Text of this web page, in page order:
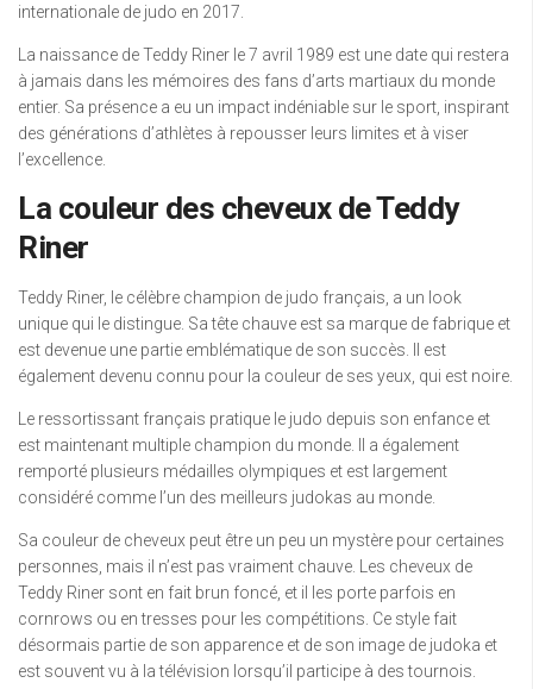
internationale de judo en 2017.
La naissance de Teddy Riner le 7 avril 1989 est une date qui restera
à jamais dans les mémoires des fans d’arts martiaux du monde
entier. Sa présence a eu un impact indéniable sur le sport, inspirant
des générations d’athlètes à repousser leurs limites et à viser
l’excellence.
La couleur des cheveux de Teddy
Riner
Teddy Riner, le célèbre champion de judo français, a un look
unique qui le distingue. Sa tête chauve est sa marque de fabrique et
est devenue une partie emblématique de son succès. Il est
également devenu connu pour la couleur de ses yeux, qui est noire.
Le ressortissant français pratique le judo depuis son enfance et
est maintenant multiple champion du monde. Il a également
remporté plusieurs médailles olympiques et est largement
considéré comme l’un des meilleurs judokas au monde.
Sa couleur de cheveux peut être un peu un mystère pour certaines
personnes, mais il n’est pas vraiment chauve. Les cheveux de
Teddy Riner sont en fait brun foncé, et il les porte parfois en
cornrows ou en tresses pour les compétitions. Ce style fait
désormais partie de son apparence et de son image de judoka et
est souvent vu à la télévision lorsqu’il participe à des tournois.